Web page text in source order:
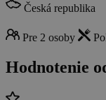
Česká republika
Pre 2 osoby
Hodnotenie